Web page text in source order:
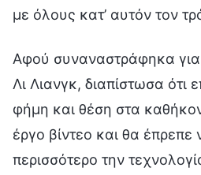
με όλους κατ’ αυτόν τον
Αφού συναναστράφηκα
Λι Λιανγκ, διαπίστωσα ότι
φήμη και θέση στα
έργο βίντεο και θα έπρεπε
περισσότερο την